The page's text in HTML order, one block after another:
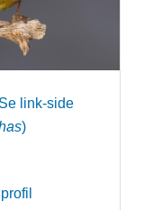
link-side
)